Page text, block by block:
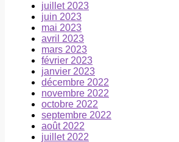
juillet 2023
juin 2023
mai 2023
avril 2023
mars 2023
février 2023
janvier 2023
décembre 2022
novembre 2022
octobre 2022
septembre 2022
août 2022
juillet 2022